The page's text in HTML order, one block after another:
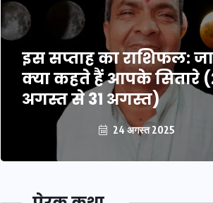
इस सप्ताह का राशिफल:
क्या कहते हैं आपके सितारे
अगस्त से 31 अगस्त)
24 अगस्त 2025